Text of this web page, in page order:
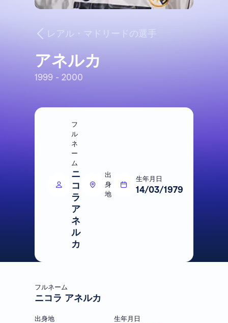
レアル・マドリードの選手
アネルカ
1999 - 2000
フ
ル
ネ
ー
ム
ニ
コ
ラ
ア
ネ
ル
カ
出
身
地
生年月日
14/03/1979
フルネーム
ニコラ アネルカ
出身地 生年月日